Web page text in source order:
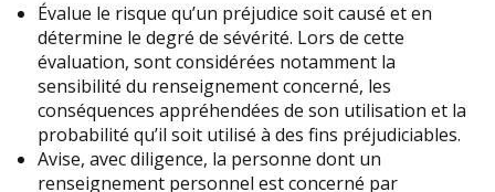
Évalue le risque qu’un préjudice soit causé et en
détermine le degré de sévérité. Lors de cette
évaluation, sont considérées notamment la
sensibilité du renseignement concerné, les
conséquences appréhendées de son utilisation et la
probabilité qu’il soit utilisé à des fins préjudiciables.
Avise, avec diligence, la personne dont un
renseignement personnel est concerné par